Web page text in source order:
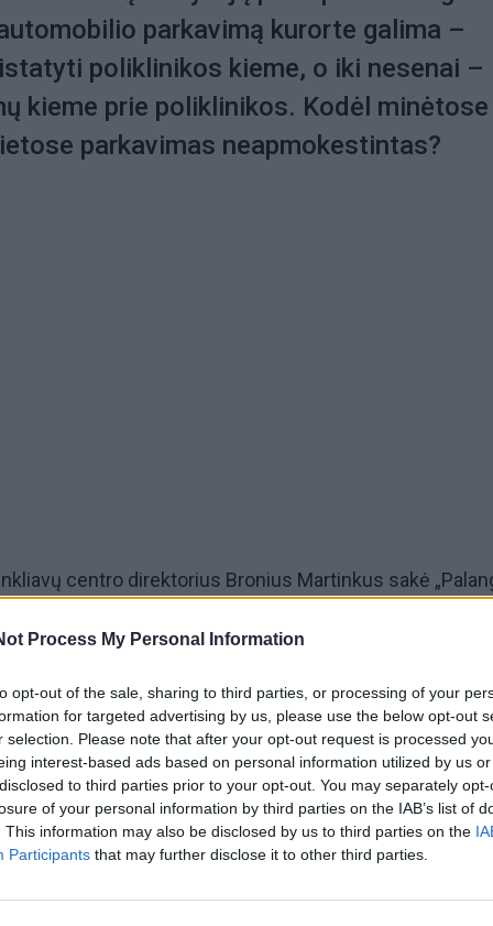
Process My Personal Information
opt-out of the sale, sharing to third parties, or processing of your
for targeted advertising by us, please use the below opt-out
selection. Please note that after your opt-out request is processed
interest-based ads based on personal information utilized by us
to third parties prior to your opt-out. You may separately
of your personal information by third parties on the IAB’s list of
This information may also be disclosed by us to third parties on the
Participants that may further disclose it to other third parties.
parkavimą kurorte galima –
poliklinikos kieme, o iki nesenai –
kieme prie poliklinikos. Kodėl minėtose
parkavimas neapmokestintas?
centro direktorius Bronius Martinkus sakė
ne automobilių stovėjimo aikštelė, o sveikatos priežiūros
stovėjimas neapmokestinamas ir kitų įstaigų
„Palangos komunalinio ūkio“, „Palangos vandenų“,
įstaigų ar Palangos ugdymo įstaigų.
tad į šią įstaigą atvyksta ne poilsiautojai, o